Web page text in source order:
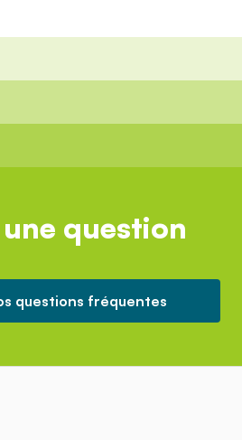
une question
questions fréquentes